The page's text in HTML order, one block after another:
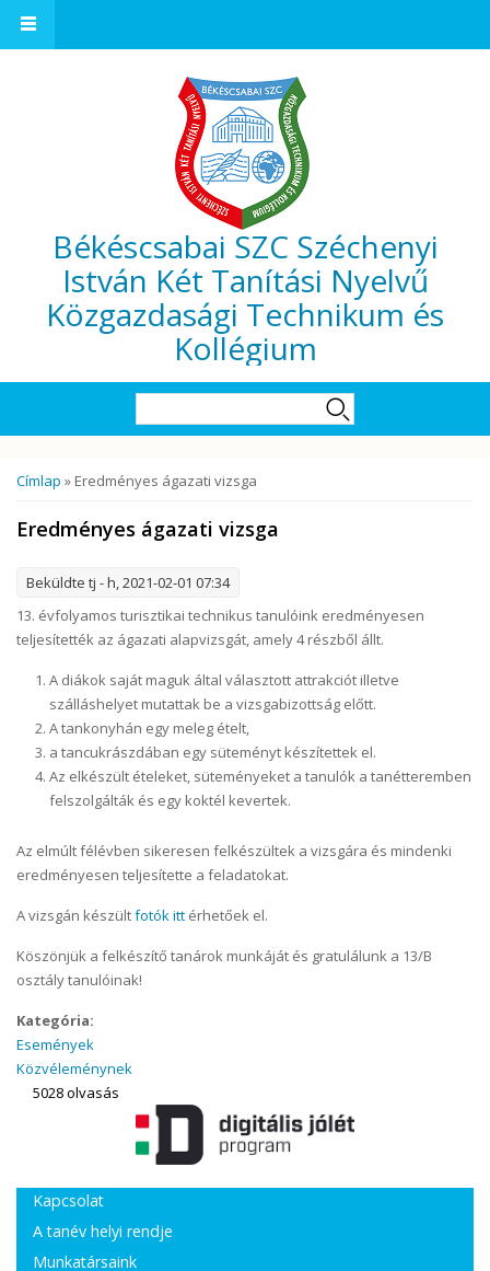
Békéscsabai SZC Széchenyi
István Két Tanítási Nyelvű
Közgazdasági Technikum és
Kollégium
Jelenlegi hely
Címlap » Eredményes ágazati vizsga
Eredményes ágazati vizsga
Beküldte tj - h, 2021-02-01 07:34
13. évfolyamos turisztikai technikus tanulóink eredményesen
teljesítették az ágazati alapvizsgát, amely 4 részből állt.
A diákok saját maguk által választott attrakciót illetve
szálláshelyet mutattak be a vizsgabizottság előtt.
A tankonyhán egy meleg ételt,
a tancukrászdában egy süteményt készítettek el.
Az elkészült ételeket, süteményeket a tanulók a tanétteremben
felszolgálták és egy koktél kevertek.
Az elmúlt félévben sikeresen felkészültek a vizsgára és mindenki
eredményesen teljesítette a feladatokat.
A vizsgán készültfotók itt érhetőek el.
Köszönjük a felkészítő tanárok munkáját és gratulálunk a 13/B
osztály tanulóinak!
Kategória:
Események
Közvéleménynek
5028 olvasás
Kapcsolat
A tanév helyi rendje
Munkatársaink